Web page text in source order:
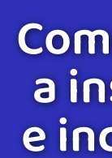
a
e